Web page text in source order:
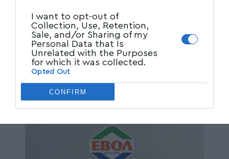
I want to opt-out of
Collection, Use, Retention,
Sale, and/or Sharing of my
Personal Data that Is
Unrelated with the Purposes
for which it was collected.
Opted Out
CONFIRM